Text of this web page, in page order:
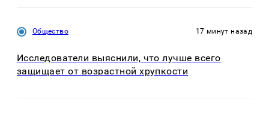
Общество 17 минут назад
Исследователи выяснили, что лучше всего
защищает от возрастной хрупкости